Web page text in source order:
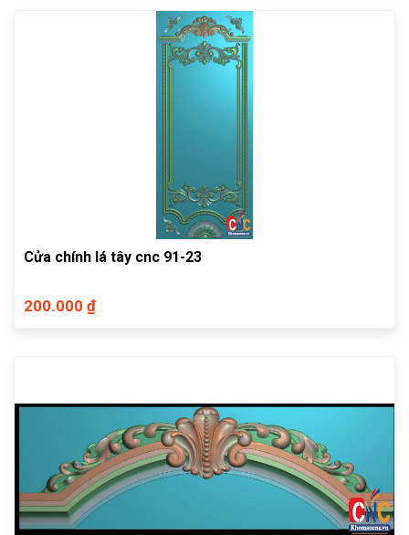
Cửa chính lá tây cnc 91-23
200.000 ₫